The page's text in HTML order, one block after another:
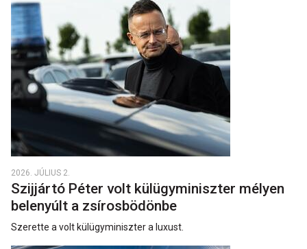
2026. JÚLIUS 2.
Szijjártó Péter volt külügyminiszter mélyen
belenyúlt a zsírosbödönbe
Szerette a volt külügyminiszter a luxust.